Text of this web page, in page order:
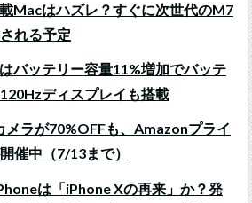
Macはハズレ？すぐに次世代のM7
れる予定
バッテリー容量11%増加でバッテ
ディスプレイも搭載
メラが70%OFFも、Amazonプライ
催中（7/13まで）
は「iPhone Xの再来」か？発